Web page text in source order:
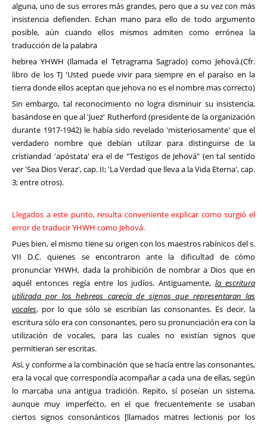
alguna, uno de sus errores más grandes, pero que a su vez con más
insistencia defienden. Echan mano para ello de todo argumento
posible, aún cuando ellos mismos admiten como errónea la
traducción de la palabra
hebrea YHWH (llamada el Tetragrama Sagrado) como Jehová.(Cfr.
libro de los TJ 'Usted puede vivir para siempre en el paraíso en la
tierra donde ellos aceptan que jehova no es el nombre mas correcto)
Sin embargo, tal reconocimiento no logra disminuir su insistencia,
basándose en que al 'Juez' Rutherford (presidente de la organización
durante 1917-1942) le había sido revelado 'misteriosamente' que el
verdadero nombre que debían utilizar para distinguirse de la
cristiandad 'apóstata' era el de "Testigos de Jehová" (en tal sentido
ver 'Sea Dios Veraz', cap. II; 'La Verdad que lleva a la Vida Eterna', cap.
3; entre otros).
Llegados a este punto, resulta conveniente explicar como surgió el
error de traducir YHWH como Jehová.
Pues bien, el mismo tiene su origen con los maestros rabínicos del s.
VII D.C. quienes se encontraron ante la dificultad de cómo
pronunciar YHWH, dada la prohibición de nombrar a Dios que en
aquél entonces regía entre los judíos. Antiguamente,la escritura
utilizada por los hebreos carecía de signos que representaran las
vocales, por lo que sólo se escribían las consonantes. Es decir, la
escritura sólo era con consonantes, pero su pronunciación era con la
utilización de vocales, para las cuales no existían signos que
permitieran ser escritas.
Así, y conforme a la combinación que se hacía entre las consonantes,
era la vocal que correspondía acompañar a cada una de ellas, según
lo marcaba una antigua tradición. Repito, sí poseían un sistema,
aunque muy imperfecto, en el que frecuentemente se usaban
ciertos signos consonánticos [llamados matres lectionis por los